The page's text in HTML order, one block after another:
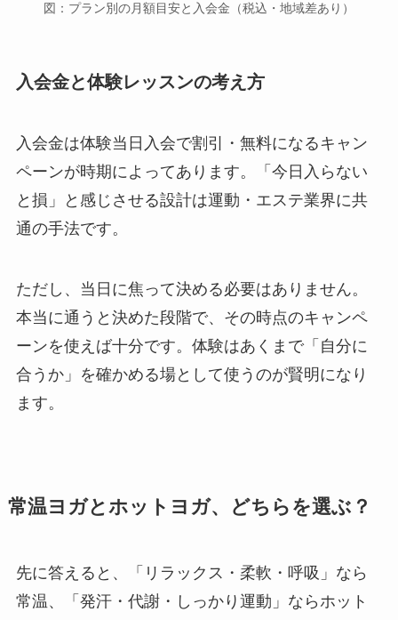
図：プラン別の月額目安と入会金（税込・地域差あり）
入会金と体験レッスンの考え方
入会金は体験当日入会で割引・無料になるキャン
ペーンが時期によってあります。「今日入らない
と損」と感じさせる設計は運動・エステ業界に共
通の手法です。
ただし、当日に焦って決める必要はありません。
本当に通うと決めた段階で、その時点のキャンペ
ーンを使えば十分です。体験はあくまで「自分に
合うか」を確かめる場として使うのが賢明になり
ます。
常温ヨガとホットヨガ、どちらを選ぶ？
先に答えると、「リラックス・柔軟・呼吸」なら
常温、「発汗・代謝・しっかり運動」ならホット